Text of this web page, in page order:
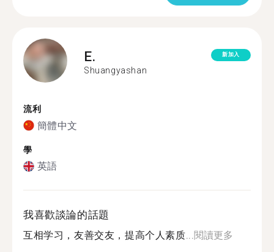
E.
Shuangyashan
新加入
流利
簡體中文
學
英語
我喜歡談論的話題
互相学习，友善交友，提高个人素质...閱讀更多